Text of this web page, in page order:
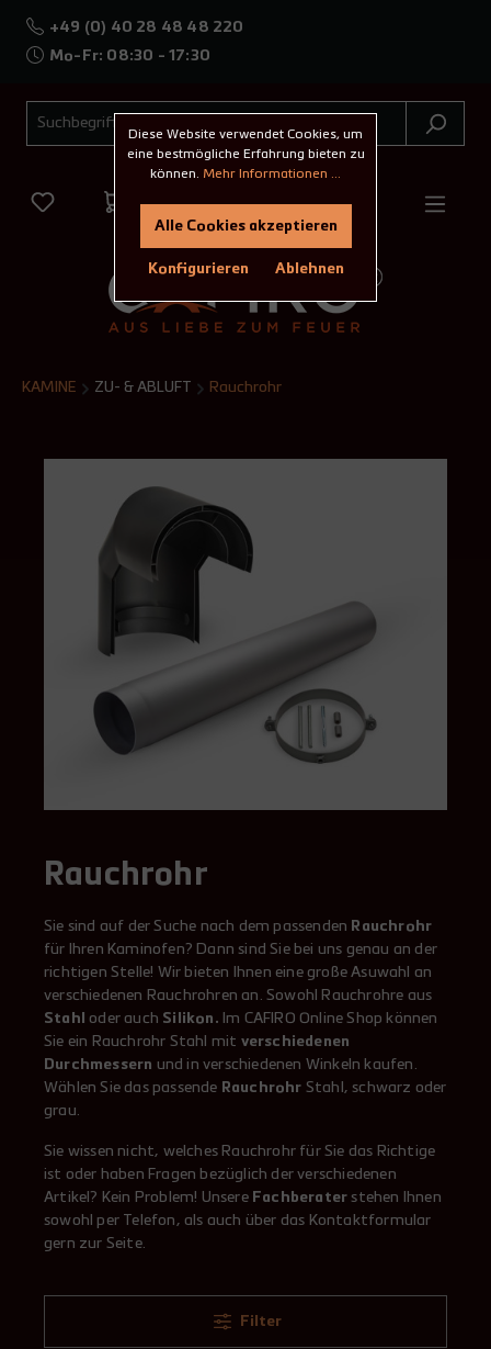
+49 (0) 40 28 48 48 220
Mo-Fr: 08:30 - 17:30
KAMINE ZU- & ABLUFT Rauchrohr
Rauchrohr
Sie sind auf der Suche nach dem passenden Rauchrohr
für Ihren Kaminofen? Dann sind Sie bei uns genau an der
richtigen Stelle! Wir bieten Ihnen eine große Asuwahl an
verschiedenen Rauchrohren an. Sowohl Rauchrohre aus
Stahl oder auch Silikon. Im CAFIRO Online Shop können
Sie ein Rauchrohr Stahl mit verschiedenen
Durchmessern und in verschiedenen Winkeln kaufen.
Wählen Sie das passende Rauchrohr Stahl, schwarz oder
grau.
Sie wissen nicht, welches Rauchrohr für Sie das Richtige
ist oder haben Fragen bezüglich der verschiedenen
Artikel? Kein Problem! Unsere Fachberater stehen Ihnen
sowohl per Telefon, als auch über das Kontaktformular
gern zur Seite.
Filter
Diese Website verwendet Cookies, um
eine bestmögliche Erfahrung bieten zu
können. Mehr Informationen ...
Ablehnen
Konfigurieren
Alle Cookies akzeptieren